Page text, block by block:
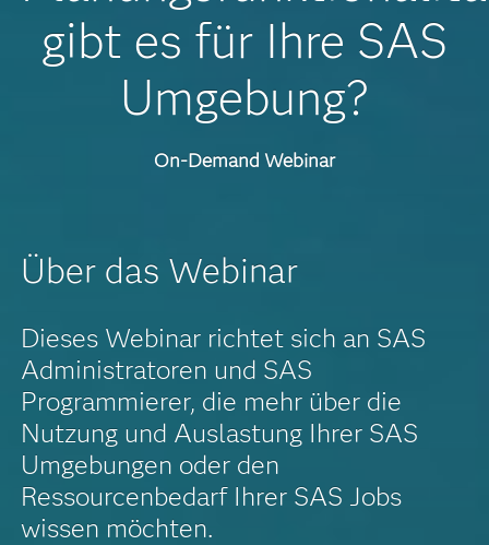
gibt es für Ihre SAS
Umgebung?
On-Demand Webinar
Über das Webinar
Dieses Webinar richtet sich an SAS
Administratoren und SAS
Programmierer, die mehr über die
Nutzung und Auslastung Ihrer SAS
Umgebungen oder den
Ressourcenbedarf Ihrer SAS Jobs
wissen möchten.